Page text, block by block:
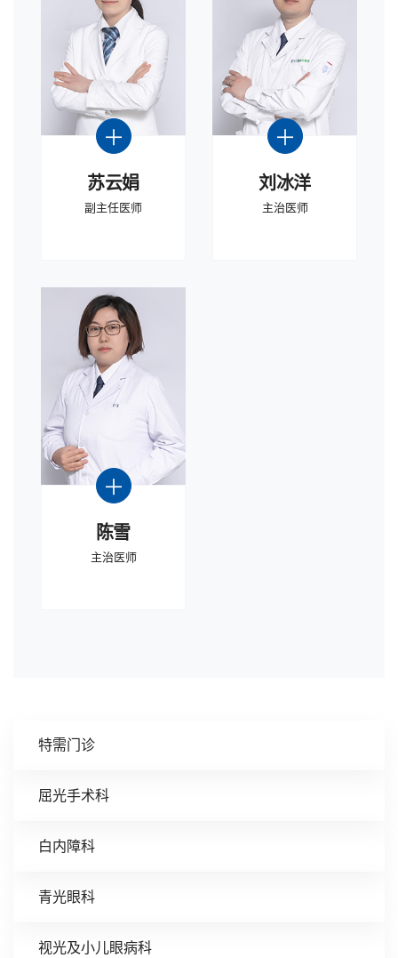
特需门诊
屈光手术科
白内障科
青光眼科
视光及小儿眼病科
苏云娟
副主任医师
刘冰洋
主治医师
陈雪
主治医师